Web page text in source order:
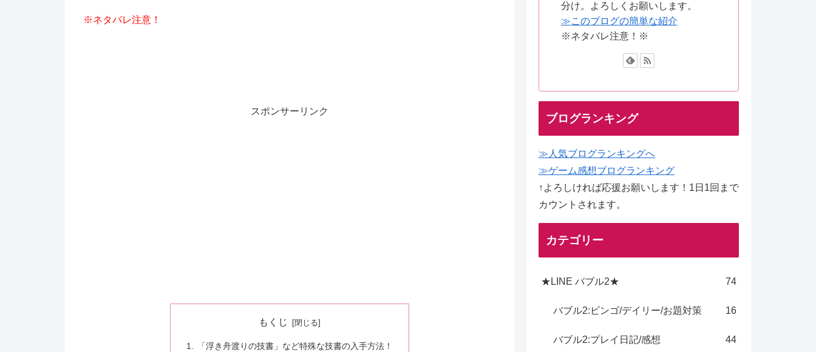
※ネタバレ注意！
スポンサーリンク
もくじ
「浮き舟渡りの技書」など特殊な技書の入手方法！
分け。よろしくお願いします。
≫このブログの簡単な紹介
※ネタバレ注意！※
ブログランキング
≫人気ブログランキングへ
≫ゲーム感想ブログランキング
↑よろしければ応援お願いします！1日1回まで
カウントされます。
カテゴリー
★LINE バブル2★ 74
バブル2:ビンゴ/デイリー/お題対策 16
バブル2:プレイ日記/感想 44